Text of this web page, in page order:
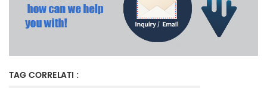
TAG CORRELATI :